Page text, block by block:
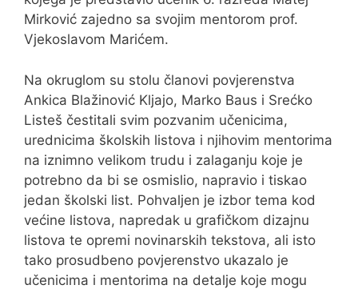
Mirković zajedno sa svojim mentorom prof.
Vjekoslavom Marićem.
Na okruglom su stolu članovi povjerenstva
Ankica Blažinović Kljajo, Marko Baus i Srećko
Listeš čestitali svim pozvanim učenicima,
urednicima školskih listova i njihovim mentorima
na iznimno velikom trudu i zalaganju koje je
potrebno da bi se osmislio, napravio i tiskao
jedan školski list. Pohvaljen je izbor tema kod
većine listova, napredak u grafičkom dizajnu
listova te opremi novinarskih tekstova, ali isto
tako prosudbeno povjerenstvo ukazalo je
učenicima i mentorima na detalje koje mogu